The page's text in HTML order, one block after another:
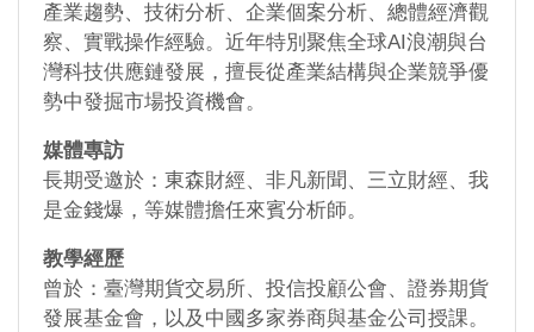
產業趨勢、技術分析、企業個案分析、總體經濟觀
察、實戰操作經驗。近年特別聚焦全球AI浪潮與台
灣科技供應鏈發展，擅長從產業結構與企業競爭優
勢中發掘市場投資機會。
媒體專訪
長期受邀於：東森財經、非凡新聞、三立財經、我
是金錢爆，等媒體擔任來賓分析師。
教學經歷
曾於：臺灣期貨交易所、投信投顧公會、證券期貨
發展基金會，以及中國多家券商與基金公司授課。